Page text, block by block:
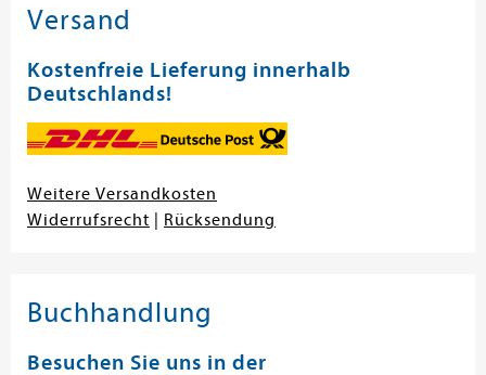
Versand
Kostenfreie Lieferung innerhalb
Deutschlands!
Weitere Versandkosten
Widerrufsrecht
Rücksendung
Buchhandlung
Besuchen Sie uns in der